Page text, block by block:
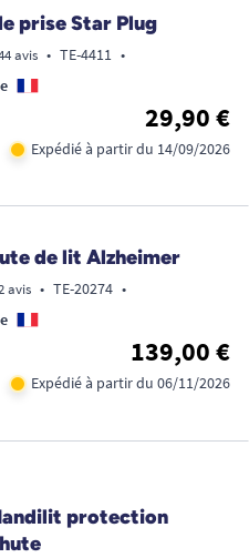
prise Star Plug
avis • TE-4411 •
29,90 €
Expédié à partir du 14/09/2026
de lit Alzheimer
avis • TE-20274 •
139,00 €
Expédié à partir du 06/11/2026
protection